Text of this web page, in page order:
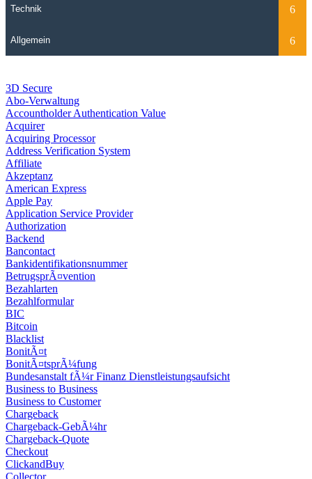
3D Secure
Abo-Verwaltung
Accountholder Authentication Value
Acquirer
Acquiring Processor
Address Verification System
Affiliate
Akzeptanz
American Express
Apple Pay
Application Service Provider
Authorization
Backend
Bancontact
Bankidentifikationsnummer
BetrugsprÃ¤vention
Bezahlarten
Bezahlformular
BIC
Bitcoin
Blacklist
BonitÃ¤t
BonitÃ¤tsprÃ¼fung
Bundesanstalt fÃ¼r Finanz Dienstleistungsaufsicht
Business to Business
Business to Customer
Chargeback
Chargeback-GebÃ¼hr
Chargeback-Quote
Checkout
ClickandBuy
Collector